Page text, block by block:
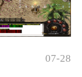
07-28